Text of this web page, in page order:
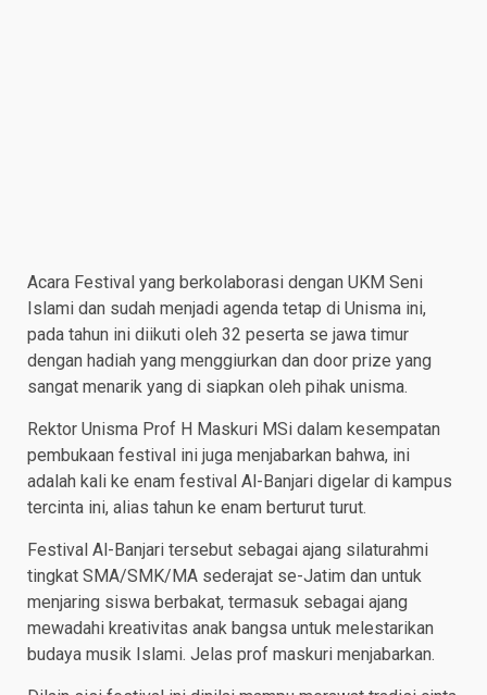
Acara Festival yang berkolaborasi dengan UKM Seni
Islami dan sudah menjadi agenda tetap di Unisma ini,
pada tahun ini diikuti oleh 32 peserta se jawa timur
dengan hadiah yang menggiurkan dan door prize yang
sangat menarik yang di siapkan oleh pihak unisma.
Rektor Unisma Prof H Maskuri MSi dalam kesempatan
pembukaan festival ini juga menjabarkan bahwa, ini
adalah kali ke enam festival Al-Banjari digelar di kampus
tercinta ini, alias tahun ke enam berturut turut.
Festival Al-Banjari tersebut sebagai ajang silaturahmi
tingkat SMA/SMK/MA sederajat se-Jatim dan untuk
menjaring siswa berbakat, termasuk sebagai ajang
mewadahi kreativitas anak bangsa untuk melestarikan
budaya musik Islami. Jelas prof maskuri menjabarkan.